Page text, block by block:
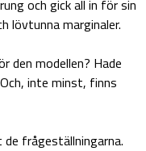
och gick all in för sin
lövtunna marginaler.
den modellen? Hade
inte minst, finns
frågeställningarna.